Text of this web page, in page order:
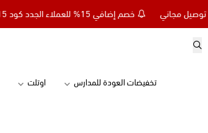
خصم إضافي 15% للعملاء الجدد كود NC15 - تسوق بقيمة 299 ريال وأحصل على توصيل مجاني
تخفيضات العودة للمدارس اوتلت